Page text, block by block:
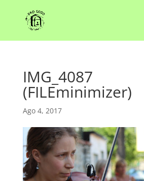
IMG_4087
(FILEminimizer)
Ago 4, 2017